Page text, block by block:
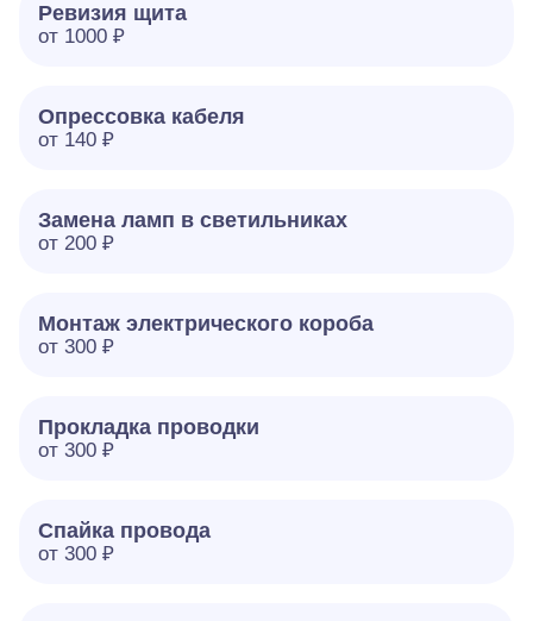
Ревизия щита
от 1000 ₽
Опрессовка кабеля
от 140 ₽
Замена ламп в светильниках
от 200 ₽
Монтаж электрического короба
от 300 ₽
Прокладка проводки
от 300 ₽
Спайка провода
от 300 ₽